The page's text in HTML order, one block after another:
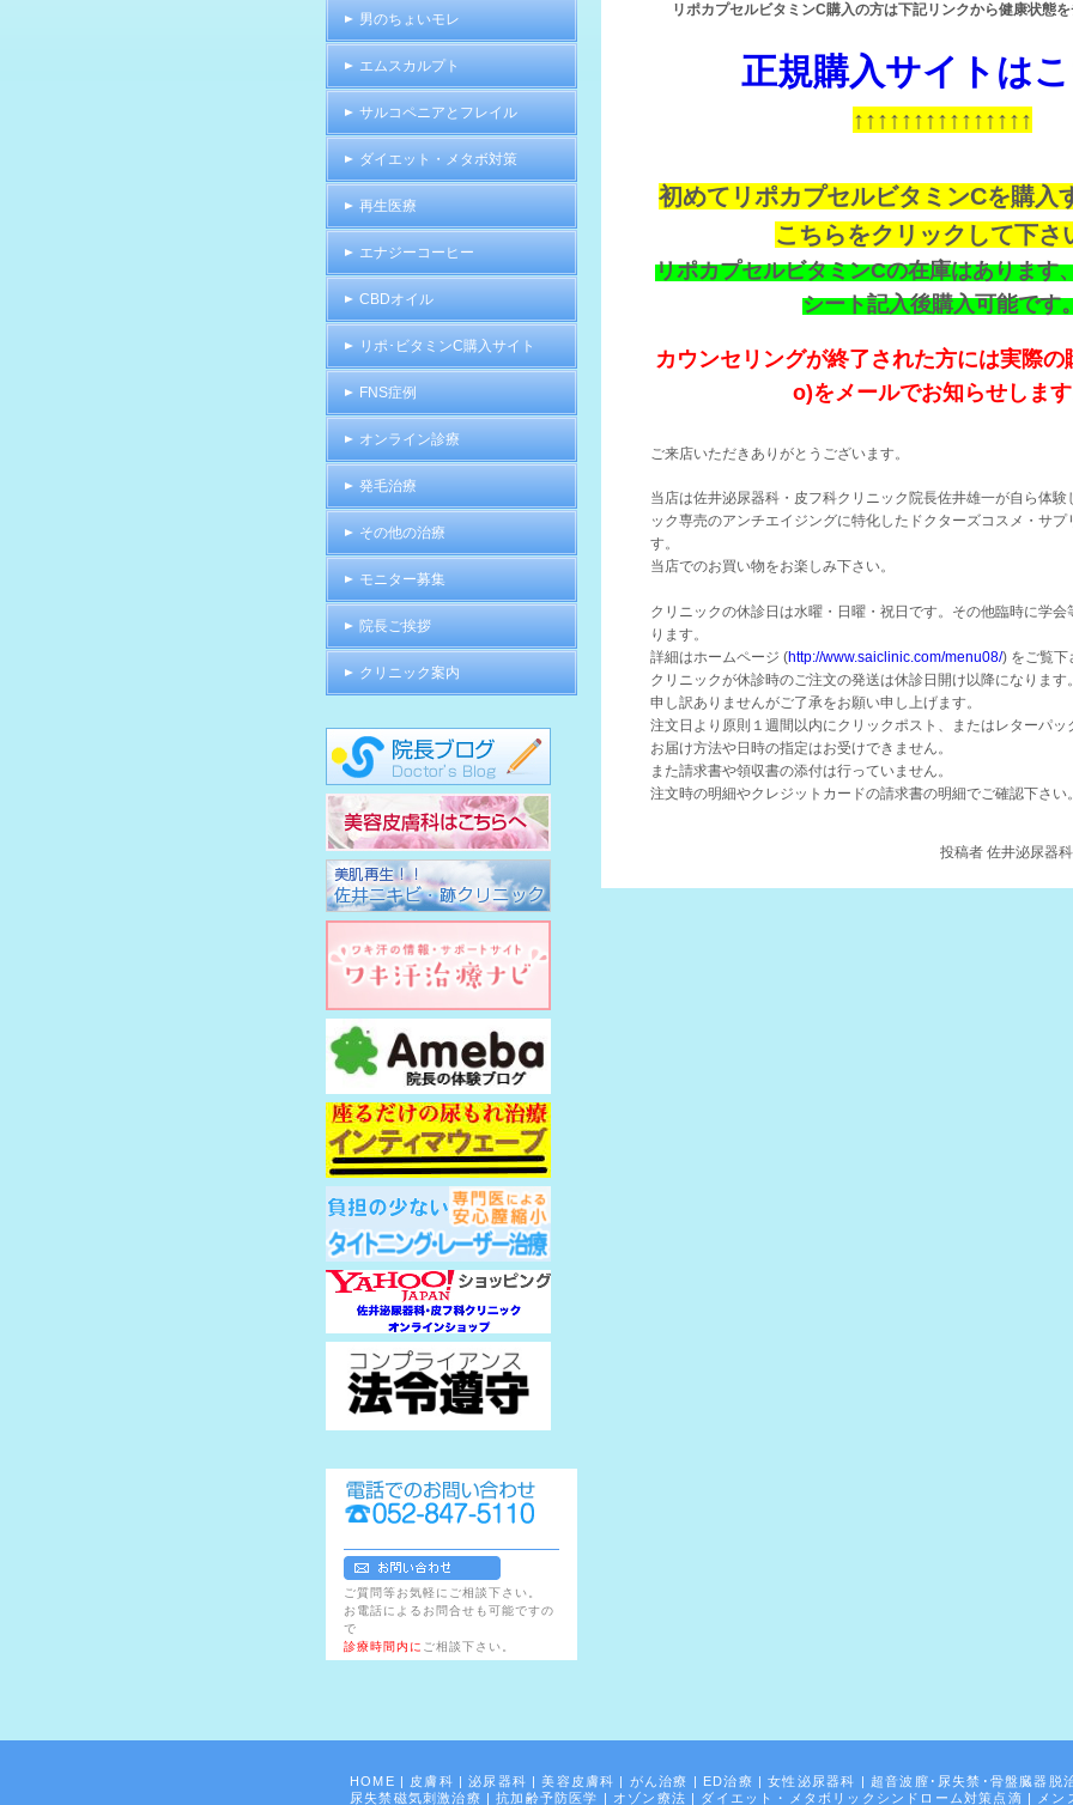
リポカプセルビタミンC購入の方は下記リンクから健康状態を
正規購入サイトは
↑↑↑↑↑↑↑↑↑↑↑↑↑↑↑
初めてリポカプセルビタミンCを購入
こちらをクリックして下さ
リポカプセルビタミンCの在庫はあります
シート記入後購入可能です
カウンセリングが終了された方には実際
o)をメールでお知らせします
ご来店いただきありがとうございます。
当店は佐井泌尿器科・皮フ科クリニック院長佐井雄一が自ら体験
ック専売のアンチエイジングに特化したドクターズコスメ・サプ
す。
当店でのお買い物をお楽しみ下さい。
クリニックの休診日は水曜・日曜・祝日です。その他臨時に学会
ります。
詳細はホームページ (http://www.saiclinic.com/menu08/) をご覧下
クリニックが休診時のご注文の発送は休診日開け以降になります
申し訳ありませんがご了承をお願い申し上げます。
注文日より原則１週間以内にクリックポスト、またはレターパッ
お届け方法や日時の指定はお受けできません。
また請求書や領収書の添付は行っていません。
注文時の明細やクレジットカードの請求書の明細でご確認下さい。
投稿者 佐井泌尿器
男のちょいモレ
エムスカルプト
サルコペニアとフレイル
ダイエット・メタボ対策
再生医療
エナジーコーヒー
CBDオイル
リポ･ビタミンC購入サイト
FNS症例
オンライン診療
発毛治療
その他の治療
モニター募集
院長ご挨拶
クリニック案内
ご質問等お気軽にご相談下さい。
お電話によるお問合せも可能ですの
で
診療時間内に ご相談下さい。
HOME | 皮膚科 | 泌尿器科 | 美容皮膚科 | がん治療 | ED治療 | 女性泌尿器科 | 超音波膣･尿失禁･骨盤臓器脱
尿失禁磁気刺激治療 | 抗加齢予防医学 | オゾン療法 | ダイエット・メタボリックシンドローム対策点滴 | メン